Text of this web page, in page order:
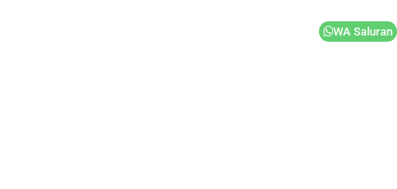
WA Saluran